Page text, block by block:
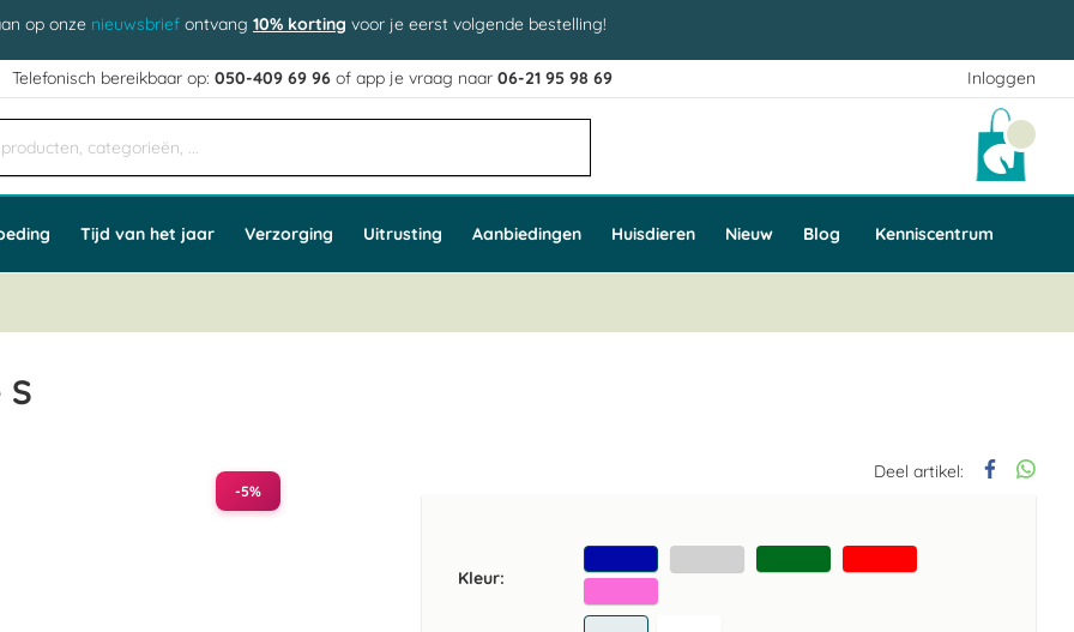
op onze nieuwsbrief ontvang 10% korting voor je eerst volgende bestelling!
Inloggen
Telefonisch bereikbaar op:050-409 69 96 of app je vraag naar06-21 95 98 69
Tijd van het jaar Verzorging Uitrusting Aanbiedingen Huisdieren Nieuw Blog Kenniscentrum
Deel artikel:
Kleur
-5%